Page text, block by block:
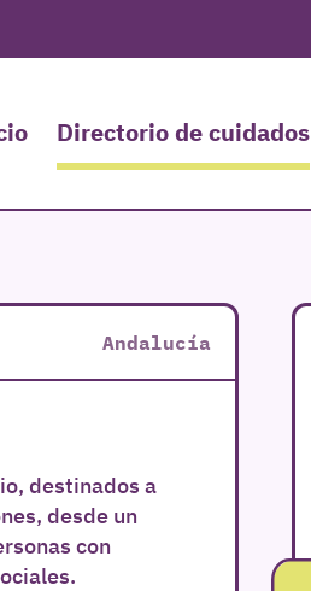
Directorio de cuidados
Andalucía
destinados a
desde un
con